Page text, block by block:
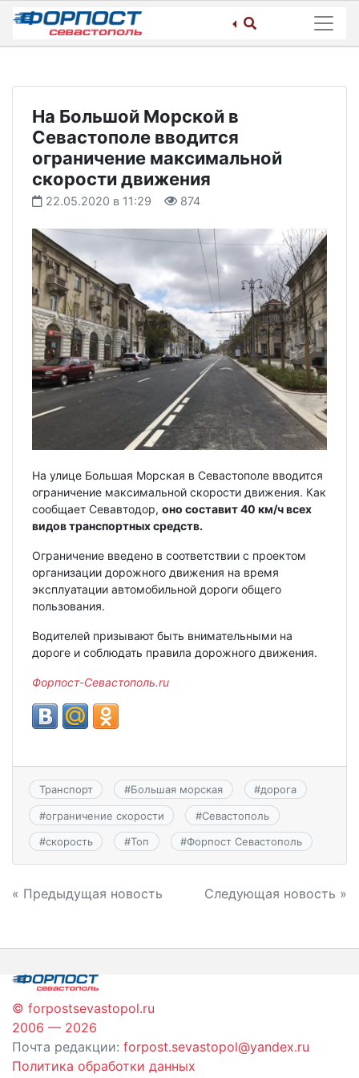
Skip
content
На Большой Морской в
Севастополе вводится
ограничение максимальной
скорости движения
22.05.2020 в 11:29 874
На улице Большая Морская в Севастополе вводится
ограничение максимальной скорости движения. Как
сообщает Севавтодор, оно составит 40 км/ч всех
видов транспортных средств.
Ограничение введено в соответствии с проектом
организации дорожного движения на время
эксплуатации автомобильной дороги общего
пользования.
Водителей призывают быть внимательными на
дороге и соблюдать правила дорожного движения.
Форпост-Севастополь.ru
Транспорт #Большая морская #дорога
#ограничение скорости #Севастополь
#скорость #Топ #Форпост Севастополь
Навигация
записям
« Предыдущая новость Следующая новость »
© forpostsevastopol.ru
2006 — 2026
Почта редакции: forpost.sevastopol@yandex.ru
Политика обработки данных